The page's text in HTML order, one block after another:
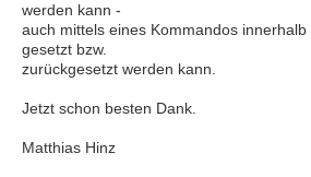
werden kann -
auch mittels eines Kommandos
gesetzt bzw.
zurückgesetzt werden kann.
Jetzt schon besten Dank.
Matthias Hinz